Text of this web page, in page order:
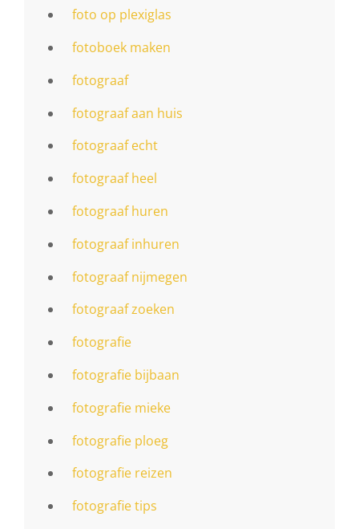
foto op plexiglas
fotoboek maken
fotograaf
fotograaf aan huis
fotograaf echt
fotograaf heel
fotograaf huren
fotograaf inhuren
fotograaf nijmegen
fotograaf zoeken
fotografie
fotografie bijbaan
fotografie mieke
fotografie ploeg
fotografie reizen
fotografie tips